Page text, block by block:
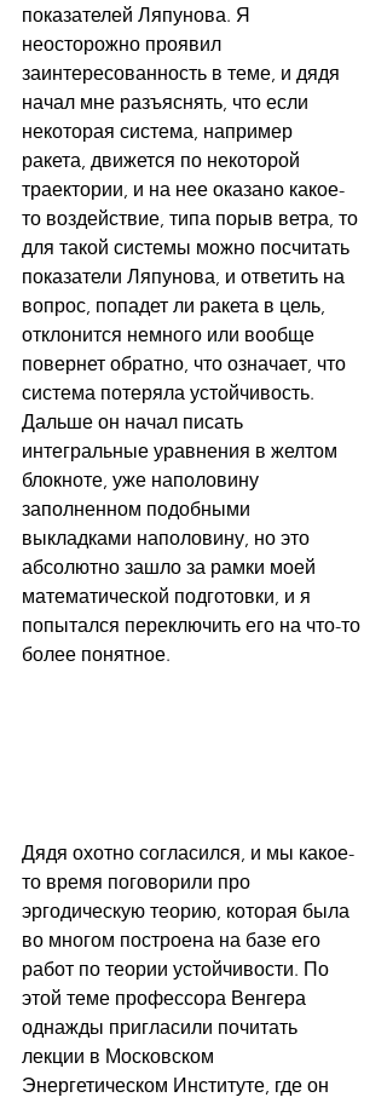
показателей Ляпунова. Я
неосторожно проявил
заинтересованность в теме, и дядя
начал мне разъяснять, что если
некоторая система, например
ракета, движется по некоторой
траектории, и на нее оказано какое-
то воздействие, типа порыв ветра, то
для такой системы можно посчитать
показатели Ляпунова, и ответить на
вопрос, попадет ли ракета в цель,
отклонится немного или вообще
повернет обратно, что означает, что
система потеряла устойчивость.
Дальше он начал писать
интегральные уравнения в желтом
блокноте, уже наполовину
заполненном подобными
выкладками наполовину, но это
абсолютно зашло за рамки моей
математической подготовки, и я
попытался переключить его на что-то
более понятное.
Дядя охотно согласился, и мы какое-
то время поговорили про
эргодическую теорию, которая была
во многом построена на базе его
работ по теории устойчивости. По
этой теме профессора Венгера
однажды пригласили почитать
лекции в Московском
Энергетическом Институте, где он